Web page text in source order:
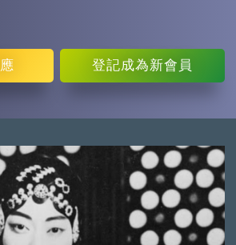
登記成為新會員